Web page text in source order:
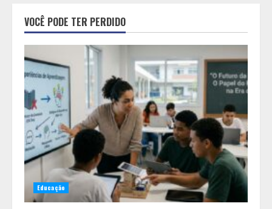
2
garante 12 vagas para etapas
nacionais em segunda etapa do
JEMG, em Pará de Minas
3
Grandes marcas, preços baixos e
uma causa que transforma vidas
Tecnologia que “lê” o solo
transforma manejo agrícola e
comprova ganhos de produtividade
VOCÊ PODE TER PERDIDO
Educação